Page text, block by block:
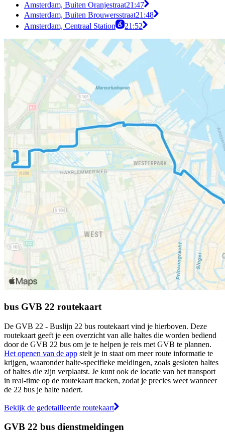
Amsterdam, Buiten Oranjestraat21:47
Amsterdam, Buiten Brouwersstraat21:48
Amsterdam, Centraal Station
21:52
bus GVB 22 routekaart
De GVB 22 - Buslijn 22 bus routekaart vind je hierboven. Deze
routekaart geeft je een overzicht van alle haltes die worden bediend
door de GVB 22 bus om je te helpen je reis met GVB te plannen.
Het openen van de app stelt je in staat om meer route informatie te
krijgen, waaronder halte-specifieke meldingen, zoals gesloten haltes
of haltes die zijn verplaatst. Je kunt ook de locatie van het transport
in real-time op de routekaart tracken, zodat je precies weet wanneer
de 22 bus je halte nadert.
Bekijk de gedetailleerde routekaart
GVB 22 bus dienstmeldingen